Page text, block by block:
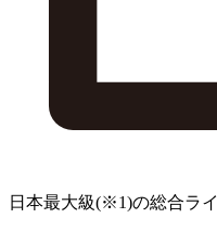
日本最大級(※1)の総合ラ